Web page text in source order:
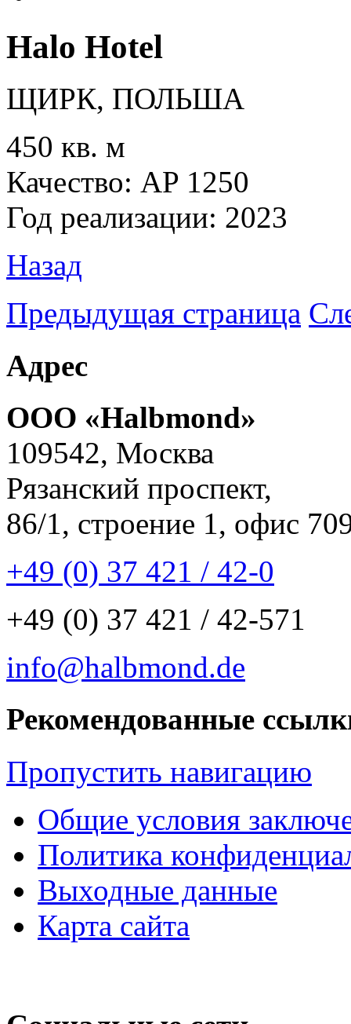
Halo Hotel
ЩИРК, ПОЛЬША
450 кв. м
Качество: AP 1250
Год реализации: 2023
Назад
Предыдущая страница
Адрес
ООО «Halbmond»
109542, Москва
Рязанский проспект,
86/1, строение 1, офис
+49 (0) 37 421 / 42-0
+49 (0) 37 421 / 42-571
info@halbmond.de
Рекомендованные
Пропустить навигацию
Общие условия
Политика
Выходные данные
Карта сайта